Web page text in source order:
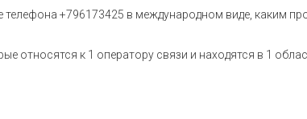
+796173425 в международном виде, каким
относятся к 1 оператору связи и находятся в 1